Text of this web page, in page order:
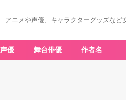
アニメや声優、キャラクターグッズなど
声優 舞台俳優 作者名